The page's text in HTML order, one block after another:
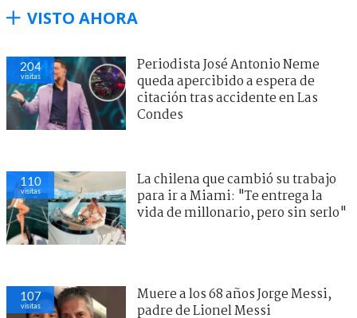
VISTO AHORA
204
visitas
Periodista José Antonio Neme
queda apercibido a espera de
citación tras accidente en Las
Condes
110
visitas
La chilena que cambió su trabajo
para ir a Miami: "Te entrega la
vida de millonario, pero sin serlo"
107
visitas
Muere a los 68 años Jorge Messi,
padre de Lionel Messi